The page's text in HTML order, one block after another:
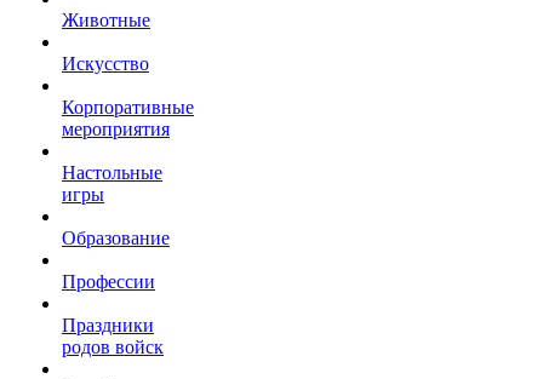
Животные
Искусство
Корпоративные
мероприятия
Настольные
игры
Образование
Профессии
Праздники
родов войск